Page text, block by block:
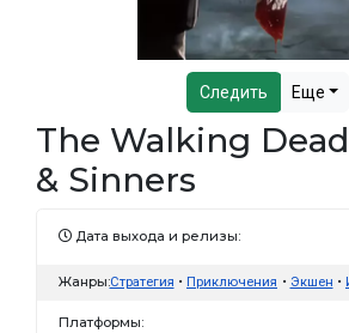
Следить Еще
The Walking
& Sinners
Дата выхода и релизы:
Жанры:Стратегия Приключения Экшен
Платформы: